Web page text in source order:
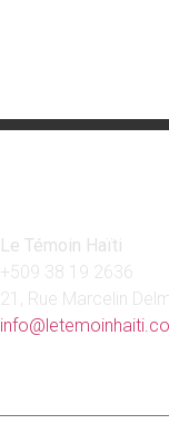
Le Témoin Haïti
+509 38 19 2636
21, Rue Marcelin